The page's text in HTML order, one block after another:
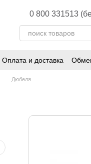
0 800 331513
Оплата и доставка
Дюбеля